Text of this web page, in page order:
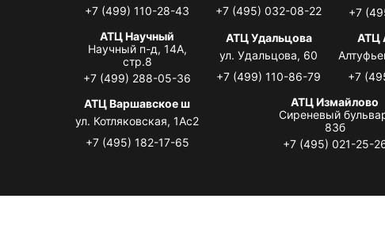
+7 (499) 110-28-43
+7 (495) 032-08-22
+7
АТЦ Научный
Научный п-д, 14А,
стр.8
+7 (499) 288-05-36
АТЦ Удальцова
ул. Удальцова, 60
+7 (499) 110-86-79
АТЦ
+7
АТЦ Варшавское ш
ул. Котляковская, 1Ас2
+7 (495) 182-17-65
АТЦ Измайлово
Сиреневый
83б
+7 (495) 021-25-